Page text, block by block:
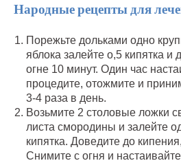
Народные рецепты для
Порежьте дольками одно
яблока залейте о,5 кипятка и
огне 10 минут. Один час
процедите, отожмите и
3-4 раза в день.
Возьмите 2 столовые ложки
листа смородины и залейте
кипятка. Доведите до
Снимите с огня и